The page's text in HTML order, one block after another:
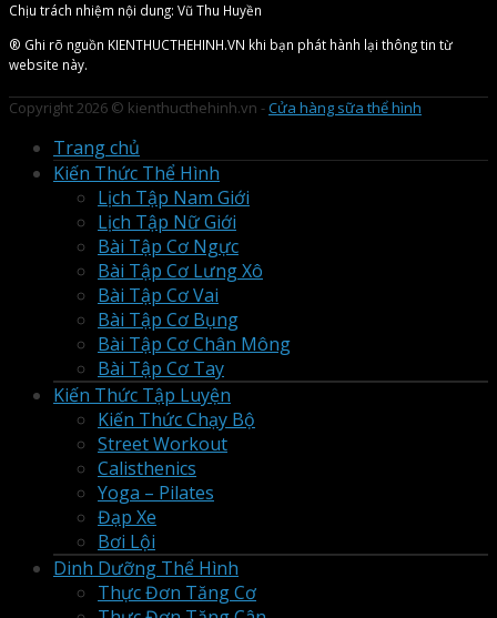
Chịu trách nhiệm nội dung: Vũ Thu Huyền
® Ghi rõ nguồn KIENTHUCTHEHINH.VN khi bạn phát hành lại thông tin từ
website này.
Copyright 2026 © kienthucthehinh.vn -Cửa hàng sữa thể hình
Trang chủ
Kiến Thức Thể Hình
Lịch Tập Nam Giới
Lịch Tập Nữ Giới
Bài Tập Cơ Ngực
Bài Tập Cơ Lưng Xô
Bài Tập Cơ Vai
Bài Tập Cơ Bụng
Bài Tập Cơ Chân Mông
Bài Tập Cơ Tay
Kiến Thức Tập Luyện
Kiến Thức Chạy Bộ
Street Workout
Calisthenics
Yoga – Pilates
Đạp Xe
Bơi Lội
Dinh Dưỡng Thể Hình
Thực Đơn Tăng Cơ